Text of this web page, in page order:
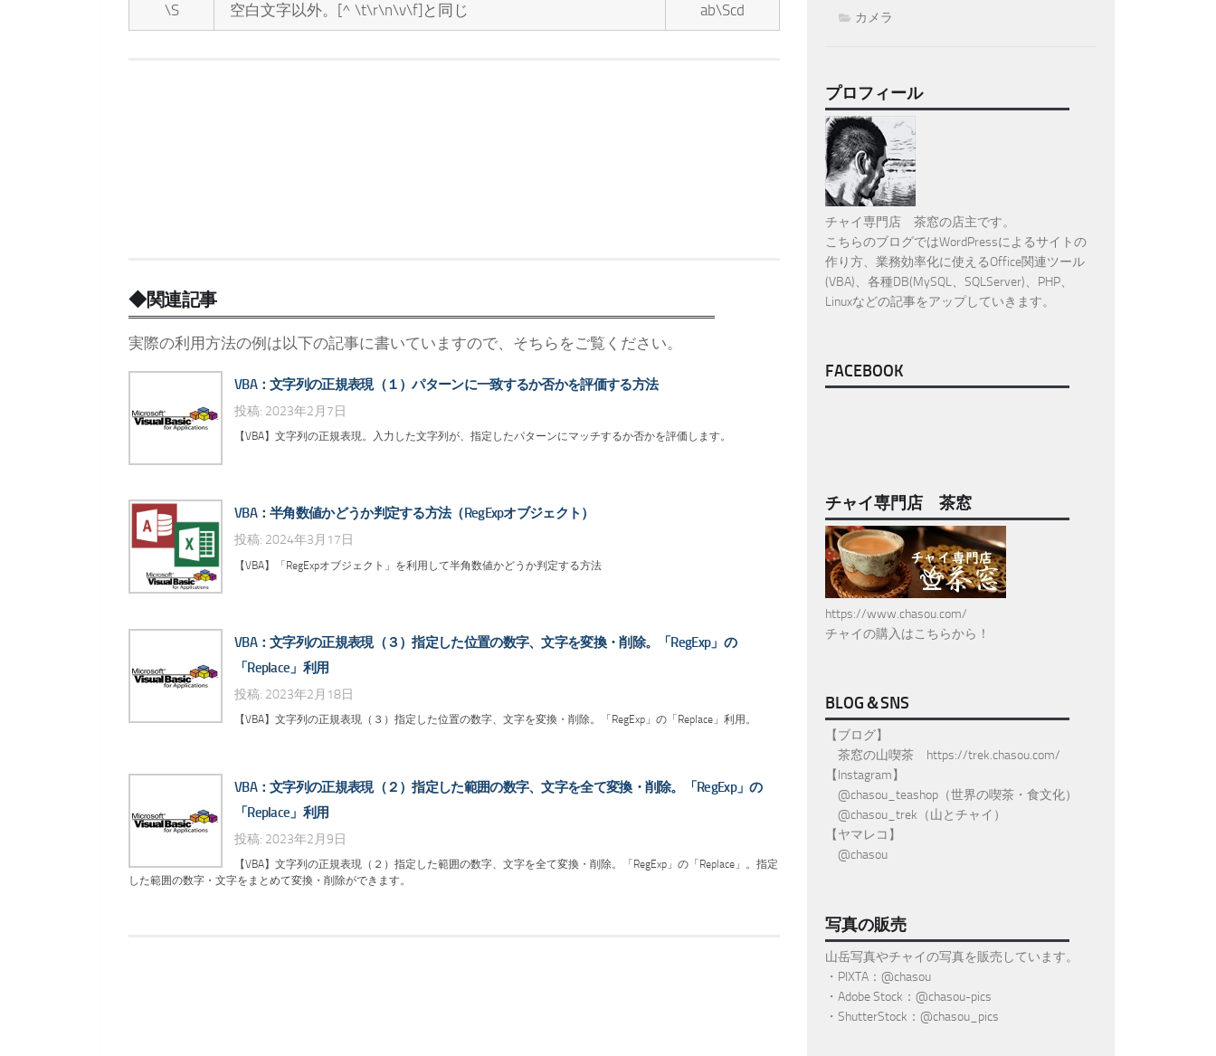
\S 空白文字以外。[^ \t\r\n\v\f]と同じ ab\Scd
◆関連記事
実際の利用方法の例は以下の記事に書いていますので、そちらをご覧ください。
VBA：文字列の正規表現（１）パターンに一致するか否かを評価する方法
投稿: 2023年2月7日
【VBA】文字列の正規表現。入力した文字列が、指定したパターンにマッチするか否かを評価します。
VBA：半角数値かどうか判定する方法（RegExpオブジェクト）
投稿: 2024年3月17日
【VBA】「RegExpオブジェクト」を利用して半角数値かどうか判定する方法
VBA：文字列の正規表現（３）指定した位置の数字、文字を変換・削除。「RegExp」の
「Replace」利用
投稿: 2023年2月18日
【VBA】文字列の正規表現（３）指定した位置の数字、文字を変換・削除。「RegExp」の「Replace」利用。
VBA：文字列の正規表現（２）指定した範囲の数字、文字を全て変換・削除。「RegExp」の
「Replace」利用
投稿: 2023年2月9日
【VBA】文字列の正規表現（２）指定した範囲の数字、文字を全て変換・削除。「RegExp」の「Replace」。指定
した範囲の数字・文字をまとめて変換・削除ができます。
カメラ
プロフィール
チャイ専門店 茶窓の店主です。
こちらのブログではWordPressによるサイトの
作り方、業務効率化に使えるOffice関連ツール
(VBA)、各種DB(MySQL、SQLServer)、PHP、
Linuxなどの記事をアップしていきます。
FACEBOOK
チャイ専門店 茶窓
https://www.chasou.com/
チャイの購入はこちらから！
BLOG＆SNS
【ブログ】
茶窓の山喫茶 https://trek.chasou.com/
【Instagram】
@chasou_teashop （世界の喫茶・食文化）
@chasou_trek （山とチャイ）
【ヤマレコ】
@chasou
写真の販売
山岳写真やチャイの写真を販売しています。
・PIXTA：@chasou
・Adobe Stock：@chasou-pics
・ShutterStock：@chasou_pics